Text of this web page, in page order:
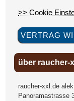
>> Cookie
VERTRAG
über raucher-
raucher-xxl.de
Panoramastrasse